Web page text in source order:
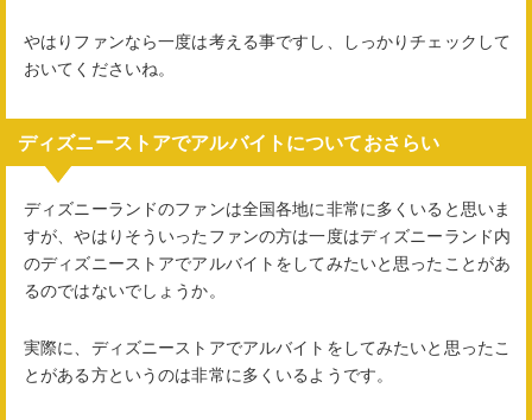
やはりファンなら一度は考える事ですし、しっかりチェックして
おいてくださいね。
ディズニーストアでアルバイトについておさらい
ディズニーランドのファンは全国各地に非常に多くいると思いま
すが、やはりそういったファンの方は一度はディズニーランド内
のディズニーストアでアルバイトをしてみたいと思ったことがあ
るのではないでしょうか。
実際に、ディズニーストアでアルバイトをしてみたいと思ったこ
とがある方というのは非常に多くいるようです。